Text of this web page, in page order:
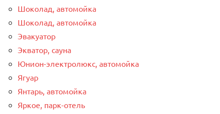
Шоколад, автомойка
Шоколад, автомойка
Эвакуатор
Экватор, сауна
Юнион-электролюкс, автомойка
Ягуар
Янтарь, автомойка
Яркое, парк-отель